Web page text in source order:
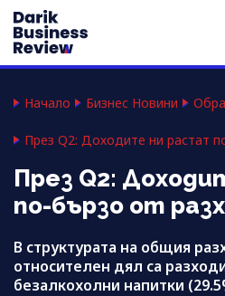
Начало Бизнес Новини
През Q2: Доходите ни растат
През Q2:
по-бързо от
В структурата на общия
относителен дял са
безалкохолни напитки